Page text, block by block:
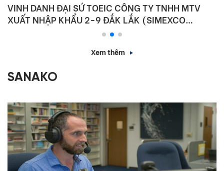
VINH DANH ĐẠI SỨ TOEIC CÔNG TY TNHH MTV
XUẤT NHẬP KHẨU 2-9 ĐẮK LẮK (SIMEXCO
Xem thêm
SANAKO